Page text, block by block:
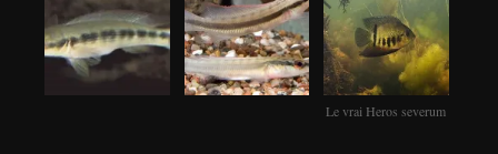
Le vrai Heros severum